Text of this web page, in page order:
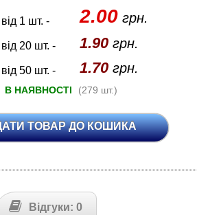
від 1 шт. - 2.00 грн.
від 20 шт. - 1.90 грн.
від 50 шт. - 1.70 грн.
В НАЯВНОСТІ (279 шт.)
ТОВАР ДО КОШИКА
Відгуки: 0